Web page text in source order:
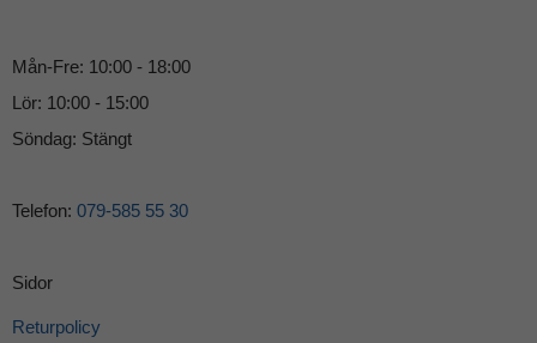
Mån-Fre: 10:00 - 18:00
Lör: 10:00 - 15:00
Söndag: Stängt
Telefon: 079-585 55 30
Sidor
Returpolicy